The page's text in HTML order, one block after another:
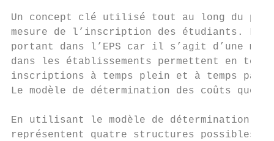
Un concept clé utilisé tout au long du
mesure de l’inscription des étudiants. Le
portant dans l’EPS car il s’agit d’une
dans les établissements permettent en
inscriptions à temps plein et à temps
Le modèle de détermination des coûts que
En utilisant le modèle de détermination
représentent quatre structures possibles –